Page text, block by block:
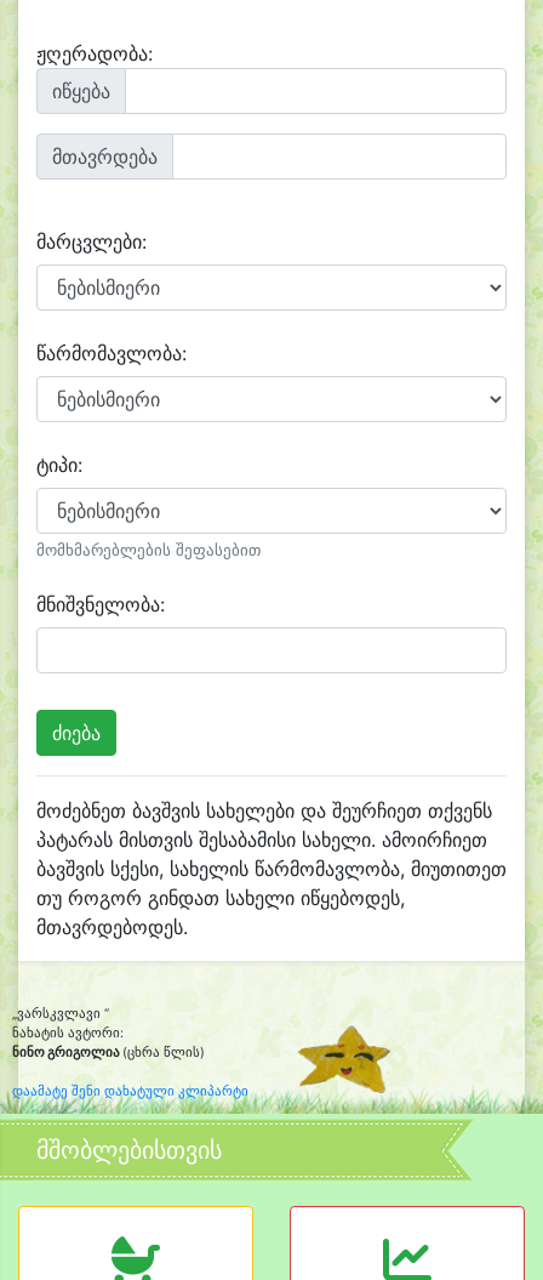
ჟღერადობა:
იწყება
მთავრდება
მარცვლები:
წარმომავლობა:
ტიპი:
მომხმარებლების შეფასებით
მნიშვნელობა:
მოძებნეთ ბავშვის სახელები და შეურჩიეთ თქვენს
პატარას მისთვის შესაბამისი სახელი. ამოირჩიეთ
ბავშვის სქესი, სახელის წარმომავლობა, მიუთითეთ
თუ როგორ გინდათ სახელი იწყებოდეს,
მთავრდებოდეს.
„ვარსკვლავი “
ნახატის ავტორი:
ნინო გრიგოლია (ცხრა წლის)
დაამატე შენი დახატული კლიპარტი
მშობლებისთვის